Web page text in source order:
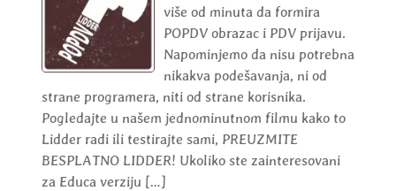
više od minuta da formira
POPDV obrazac i PDV prijavu.
Napominjemo da nisu potrebna
nikakva podešavanja, ni od
strane programera, niti od strane korisnika.
Pogledajte u našem jednominutnom filmu kako to
Lidder radi ili testirajte sami, PREUZMITE
BESPLATNO LIDDER! Ukoliko ste zainteresovani
za Educa verziju […]